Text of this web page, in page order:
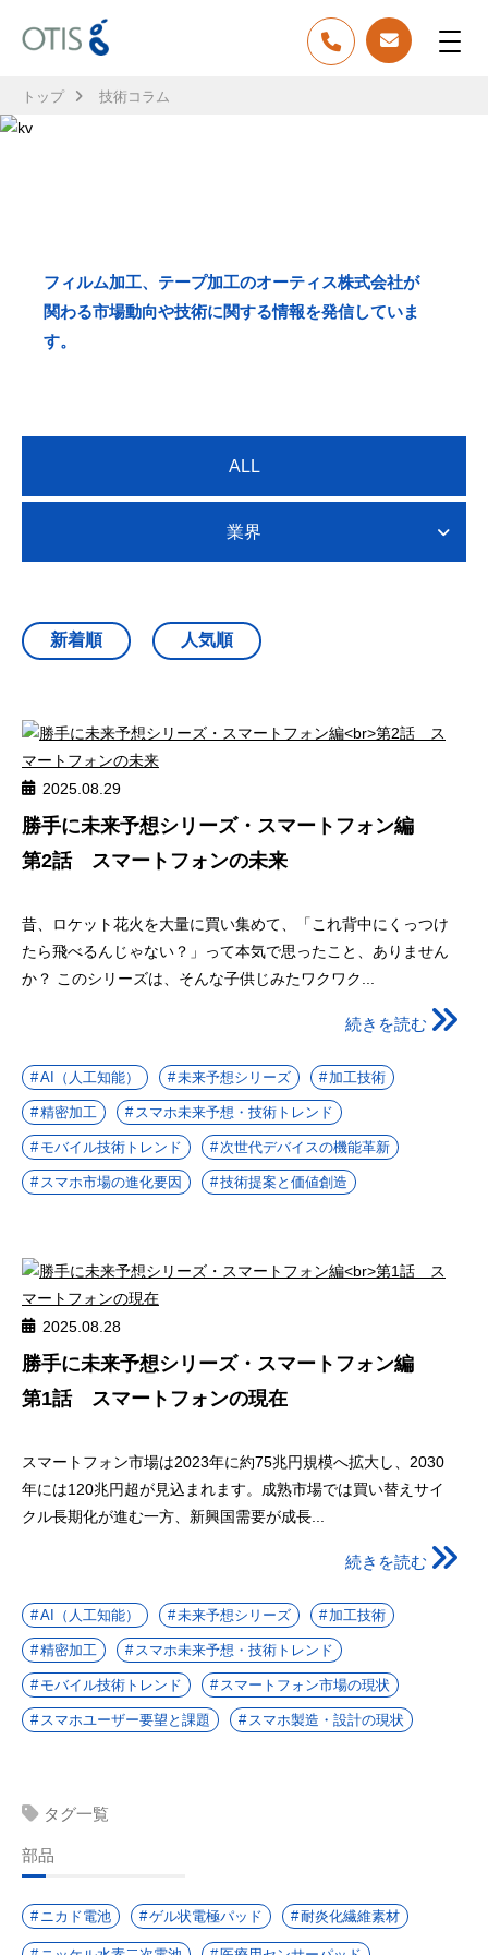
トップ 技術コラム
フィルム加工、テープ加工のオーティス株式会社が
関わる市場動向や技術に関する情報を発信していま
す。
ALL
業界
2025.08.29
勝手に未来予想シリーズ・スマートフォン編
第2話 スマートフォンの未来
昔、ロケット花火を大量に買い集めて、「これ背中にくっつけ
たら飛べるんじゃない？」って本気で思ったこと、ありません
か？ このシリーズは、そんな子供じみたワクワク...
続きを読む
AI（人工知能） 未来予想シリーズ 加工技術
精密加工 スマホ未来予想・技術トレンド
モバイル技術トレンド 次世代デバイスの機能革新
スマホ市場の進化要因 技術提案と価値創造
2025.08.28
勝手に未来予想シリーズ・スマートフォン編
第1話 スマートフォンの現在
スマートフォン市場は2023年に約75兆円規模へ拡大し、2030
年には120兆円超が見込まれます。成熟市場では買い替えサイ
クル長期化が進む一方、新興国需要が成長...
続きを読む
AI（人工知能） 未来予想シリーズ 加工技術
精密加工 スマホ未来予想・技術トレンド
モバイル技術トレンド スマートフォン市場の現状
スマホユーザー要望と課題 スマホ製造・設計の現状
タグ一覧
部品
ニカド電池 ゲル状電極パッド 耐炎化繊維素材